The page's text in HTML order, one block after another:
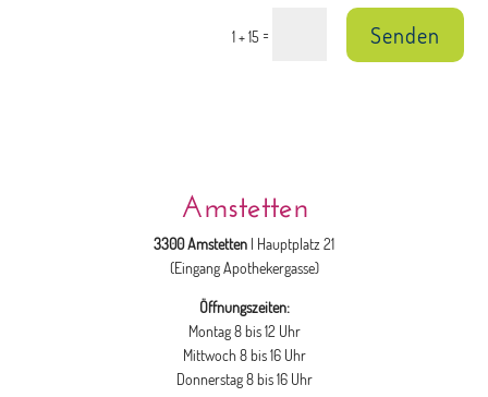
1 + 15= Senden
Amstetten
3300 Amstetten | Hauptplatz 21
(Eingang Apothekergasse)
Öffnungszeiten:
Montag 8 bis 12 Uhr
Mittwoch 8 bis 16 Uhr
Donnerstag 8 bis 16 Uhr